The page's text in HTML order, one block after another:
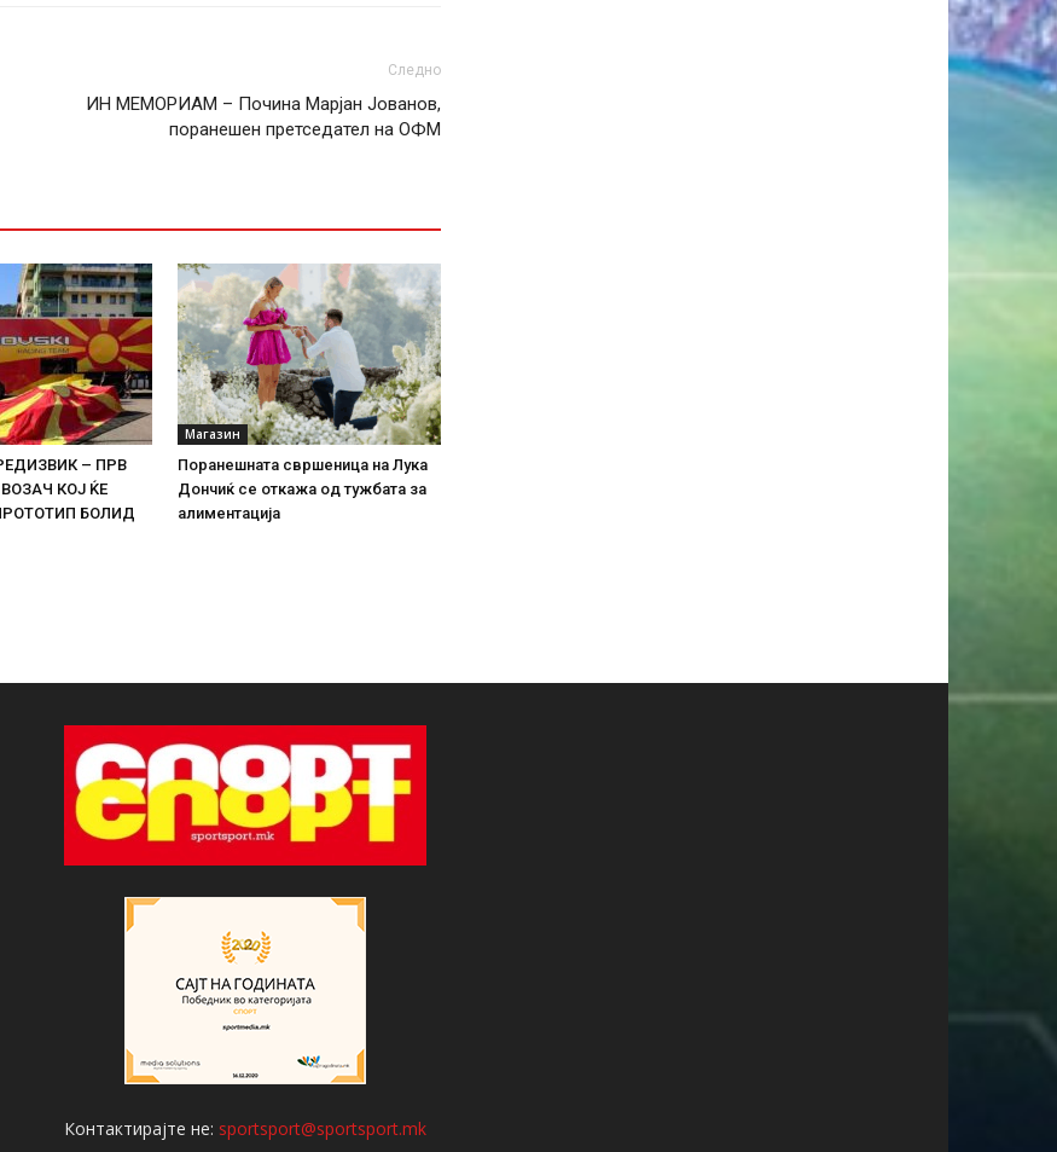
Следно
ИН МЕМОРИАМ – Почина Марјан Јованов,
поранешен претседател на ОФМ
– ПРВ
КОЈ ЌЕ
БОЛИД
Магазин
Поранешната свршеница на Лука
Дончиќ се откажа од тужбата за
алиментација
Контактирајте не: sportsport@sportsport.mk